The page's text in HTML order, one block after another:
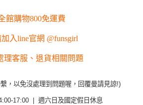
館購物800免運費
入line官網 @funsgirl
理客服、退貨相關問題
，以免沒處理到問題喔，回覆曼請見諒!)
17:00 | 週六日及國定假日休息